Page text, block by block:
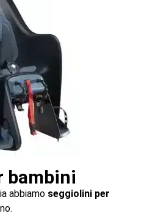
bambini
abbiamo seggiolini per